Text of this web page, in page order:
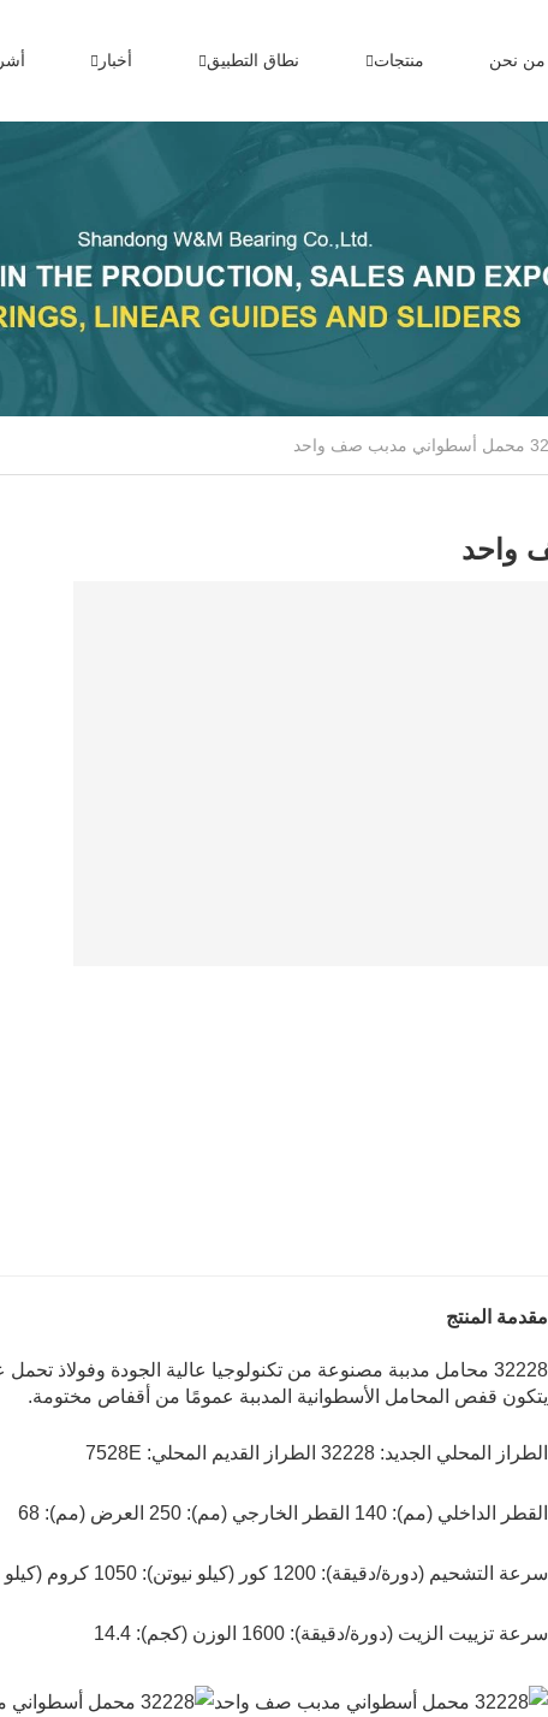
من نحن منتجات نطاق التطبيق أخبار
مقدمة المنتج
32228 محامل مدببة مصنوعة من تكنولوجيا عالية الجودة
يتكون قفص المحامل الأسطوانية المدببة عمومًا من أقفاص مختومة.
الطراز المحلي الجديد: 32228 الطراز القديم المحلي: 7528E
القطر الداخلي (مم): 140 القطر الخارجي (مم): 250 العرض (مم): 68
سرعة التشحيم (دورة/دقيقة): 1200 كور (كيلو نيوتن): 1050 كروم (كيلو نيوتن): 645
سرعة تزييت الزيت (دورة/دقيقة): 1600 الوزن (كجم): 14.4